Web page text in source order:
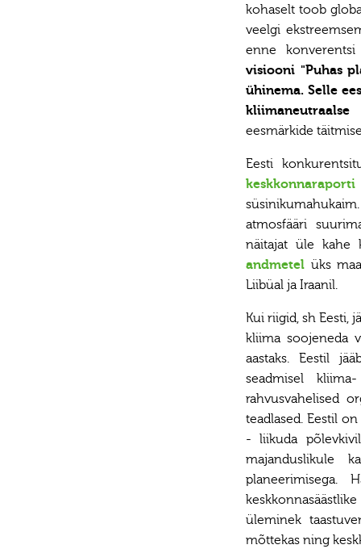
kohaselt toob
veelgi
enne
visiooni "Puhas
ühinema. Selle
kliimaneutraalse
eesmärkide
Eesti
keskkonnaraporti
atmosfääri
näitajat üle kahe
andmetel üks
Liibüal ja Iraanil.
Kui riigid, sh Eesti,
kliima soojeneda
aastaks. Eestil
seadmisel
rahvusvahelised
teadlased. Eestil
- liikuda
majanduslikule
planeerimisega.
üleminek
mõttekas ning